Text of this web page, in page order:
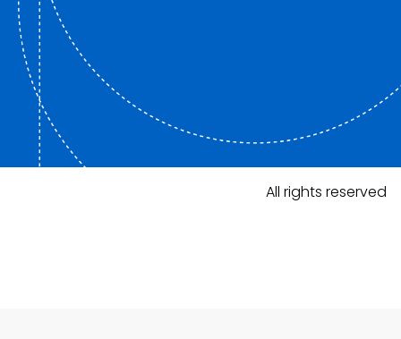
All rights reserved